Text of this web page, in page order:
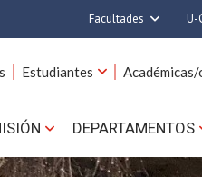
Facultades
Ciencias
Cs. Veterinarias y
U-
Estudiantes Académicas/
DEPARTAMENTOS